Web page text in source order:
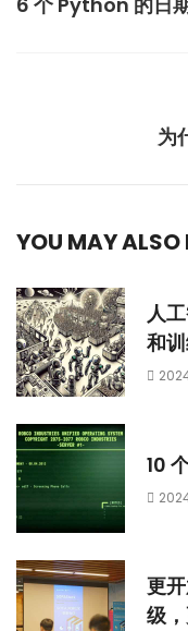
为
YOU MAY ALSO
人
和
10
更
级